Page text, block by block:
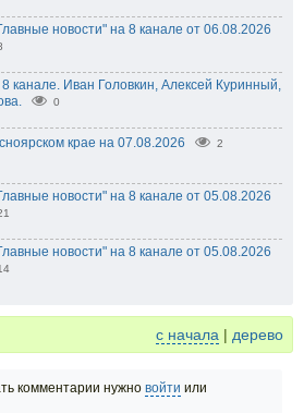
новости" на 8 канале от 06.08.2026
канале. Иван Головкин, Алексей Куринный,
0
крае на 07.08.2026 2
новости" на 8 канале от 05.08.2026
новости" на 8 канале от 05.08.2026
с начала | дерево
комментарии нужно войти или